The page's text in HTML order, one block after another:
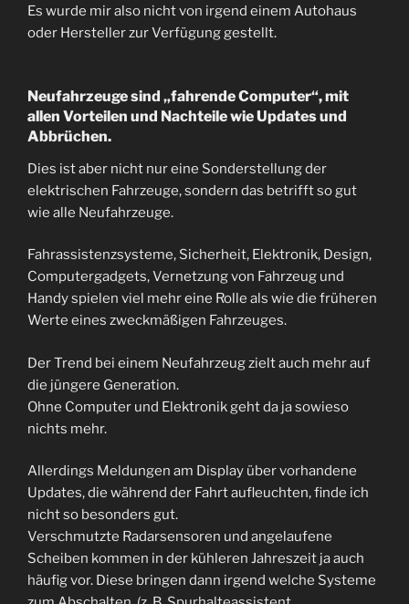
Es wurde mir also nicht von irgend einem Autohaus
oder Hersteller zur Verfügung gestellt.
Neufahrzeuge sind „fahrende Computer“, mit
allen Vorteilen und Nachteile wie Updates und
Abbrüchen.
Dies ist aber nicht nur eine Sonderstellung der
elektrischen Fahrzeuge, sondern das betrifft so gut
wie alle Neufahrzeuge.
Fahrassistenzsysteme, Sicherheit, Elektronik, Design,
Computergadgets, Vernetzung von Fahrzeug und
Handy spielen viel mehr eine Rolle als wie die früheren
Werte eines zweckmäßigen Fahrzeuges.
Der Trend bei einem Neufahrzeug zielt auch mehr auf
die jüngere Generation.
Ohne Computer und Elektronik geht da ja sowieso
nichts mehr.
Allerdings Meldungen am Display über vorhandene
Updates, die während der Fahrt aufleuchten, finde ich
nicht so besonders gut.
Verschmutzte Radarsensoren und angelaufene
Scheiben kommen in der kühleren Jahreszeit ja auch
häufig vor. Diese bringen dann irgend welche Systeme